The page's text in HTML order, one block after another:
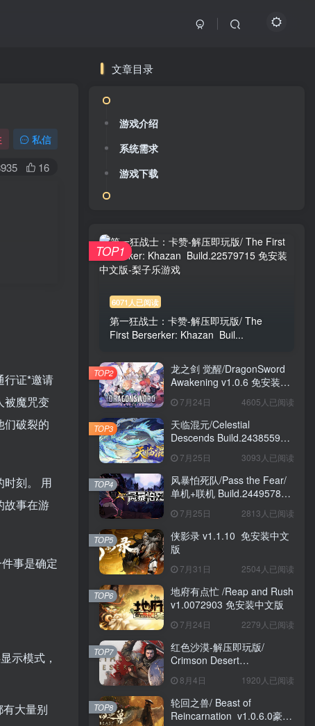
私信
16
行证*邀请
被魔咒变
们破裂的
时刻。 用
故事在游
事是确定
示模式，
大量别
文章目录
游戏介绍
系统需求
游戏下载
6071人已阅读
第一狂战士：卡赞-解压即玩版/ The
First Berserker: Khazan Buil...
TOP1
龙之剑 觉醒/DragonSword
Awakening v1.0.6 免安装中
7月24日 4605人已阅读
TOP2
天临混元/Celestial
Descends Build.24385591
7月25日 3093人已阅读
TOP3
风暴怕死队/Pass the Fear/
单机+联机 Build.24495782
7月25日 2813人已阅读
TOP4
侠影录 v1.1.10 免安装中文
版
7月31日 2504人已阅读
TOP5
地府有点忙 /Reap and Rush
v1.0072903 免安装中文版
7月24日 2279人已阅读
TOP6
红色沙漠-解压即玩版/
Crimson Desert
安装中文版
8月4日 1920人已阅读
TOP7
轮回之兽/ Beast of
Reincarnation v1.0.6.0豪华
TOP8